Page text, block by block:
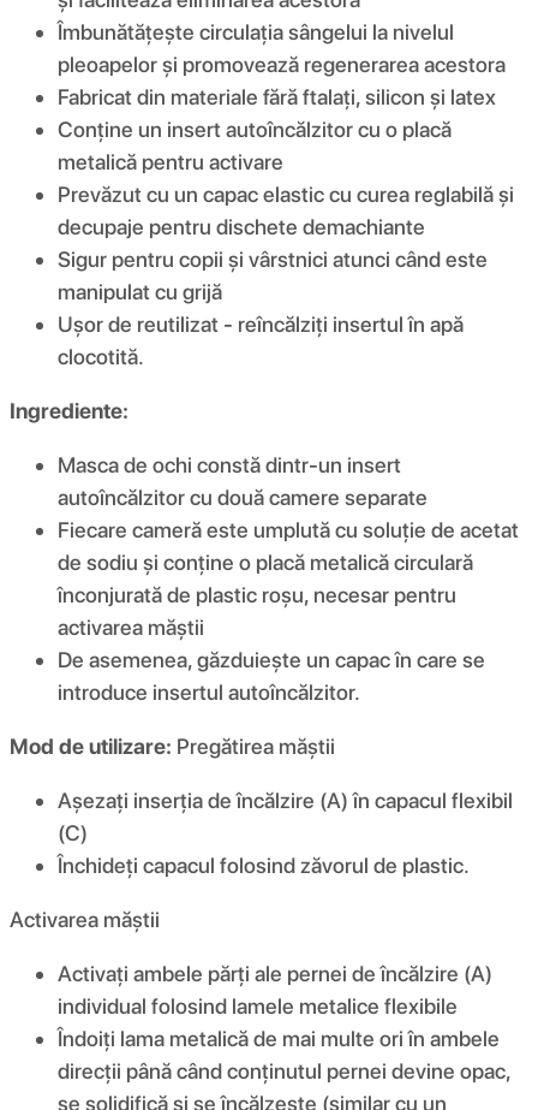
Îmbunătățește circulația sângelui la nivelul
pleoapelor și promovează regenerarea acestora
Fabricat din materiale fără ftalați, silicon și latex
Conține un insert autoîncălzitor cu o placă
metalică pentru activare
Prevăzut cu un capac elastic cu curea reglabilă și
decupaje pentru dischete demachiante
Sigur pentru copii și vârstnici atunci când este
manipulat cu grijă
Ușor de reutilizat - reîncălziți insertul în apă
clocotită.
Ingrediente:
Masca de ochi constă dintr-un insert
autoîncălzitor cu două camere separate
Fiecare cameră este umplută cu soluție de acetat
de sodiu și conține o placă metalică circulară
înconjurată de plastic roșu, necesar pentru
activarea măștii
De asemenea, găzduiește un capac în care se
introduce insertul autoîncălzitor.
Mod de utilizare: Pregătirea măștii
Așezați inserția de încălzire (A) în capacul flexibil
(C)
Închideți capacul folosind zăvorul de plastic.
Activarea măștii
Activați ambele părți ale pernei de încălzire (A)
individual folosind lamele metalice flexibile
Îndoiți lama metalică de mai multe ori în ambele
direcții până când conținutul pernei devine opac,
se solidifică și se încălzește (similar cu un